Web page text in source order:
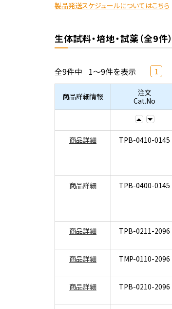
製品発送スケジュールについてはこちら
生体試料・培地・試薬（全9件）
全9件中 1～9件を表示 1
商品詳細情報
注文
Cat.No
商品詳細 TPB-0410-0145
商品詳細 TPB-0400-0145
商品詳細 TPB-0211-2096
商品詳細 TMP-0110-2096
商品詳細 TPB-0210-2096